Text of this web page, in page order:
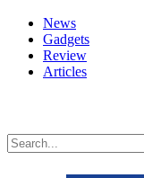
News
Gadgets
Review
Articles